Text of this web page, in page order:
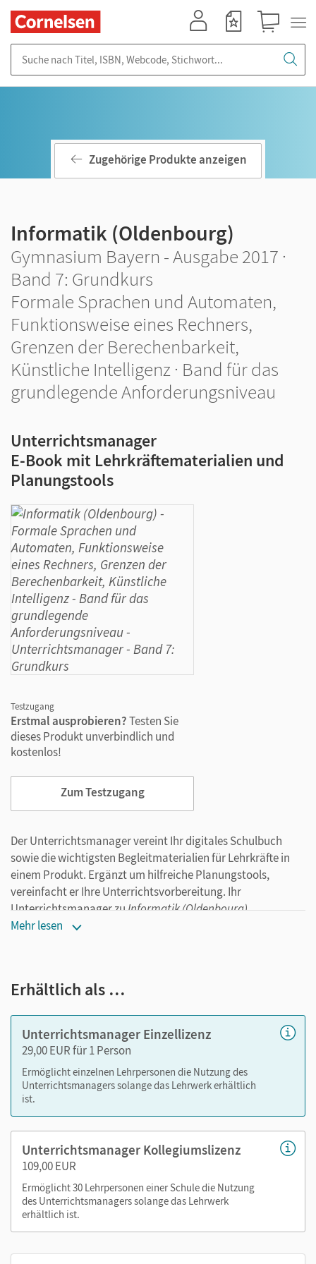
Testzugang
Erstmal ausprobieren?Testen Sie
dieses Produkt unverbindlich und
kostenlos!
Zum Testzugang
Zugehörige Produkte anzeigen
Informatik (Oldenbourg)
Gymnasium Bayern - Ausgabe 2017 ·
Band 7: Grundkurs
Formale Sprachen und Automaten,
Funktionsweise eines Rechners,
Grenzen der Berechenbarkeit,
Künstliche Intelligenz · Band für das
grundlegende Anforderungsniveau
Unterrichtsmanager
E-Book mit Lehrkräftematerialien und
Planungstools
Der Unterrichtsmanager vereint Ihr digitales Schulbuch
sowie die wichtigsten Begleitmaterialien für Lehrkräfte in
einem Produkt. Ergänzt um hilfreiche Planungstools,
vereinfacht er Ihre Unterrichtsvorbereitung. Ihr
Unterrichtsmanager zuInformatik (Oldenbourg)
Gymnasium Bayern – Ausgabe 2017, Band 7:
inhaltliche Updates mit allen Materialien ausgestattet.
Der Unterrichtsmanager umfasst bei Veröffentlichung am
12.9.2025:
E-Book mit Medien
kapitelseitengenaue Materialanordnung
didaktische Hinweise, Vorlagen und Lösungen und
ggf. weitere aufgabenspezifische Dateien und
Kopiervorlagen für Kapitel 1 und 2
Am 01.10.2025 wird ein Update zur Verfügung gestellt mit
folgenden Inhalten:
didaktische Hinweise, Vorlagen und Lösungen und
Mehr lesen
Erhältlich als …
Unterrichtsmanager Einzellizenz
29,00 EUR für 1 Person
Ermöglicht einzelnen Lehrpersonen die Nutzung des
Unterrichtsmanagers solange das Lehrwerk erhältlich
ist.
Unterrichtsmanager Kollegiumslizenz
109,00 EUR
Ermöglicht 30 Lehrpersonen einer Schule die Nutzung
des Unterrichtsmanagers solange das Lehrwerk
erhältlich ist.